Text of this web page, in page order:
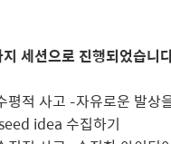
세션으로 진행되었습니
적 사고 –자유로운 발상
idea 수집하기